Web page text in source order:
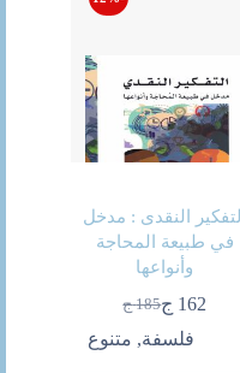
التفكير النقدى : مدخل
في طبيعة المحاجة
وأنواعها
185 ج
السعر
الأصلي
162 جالسعر
الحاليفلسفة, متنوع